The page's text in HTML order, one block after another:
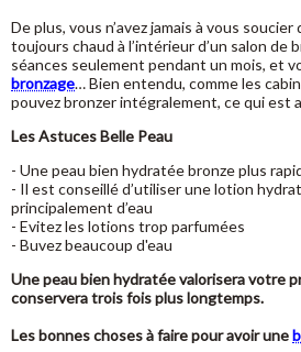
De plus, vous n’avez jamais à vous
toujours chaud à l’intérieur d’un salon de
séances seulement pendant un mois, et
bronzage… Bien entendu, comme les
pouvez bronzer intégralement, ce qui est
Les Astuces Belle Peau
- Une peau bien hydratée bronze plus
- Il est conseillé d’utiliser une lotion
principalement d’eau
- Evitez les lotions trop parfumées
- Buvez beaucoup d'eau
Une peau bien hydratée valorisera votre
conservera trois fois plus longtemps.
Les bonnes choses à faire pour avoir une